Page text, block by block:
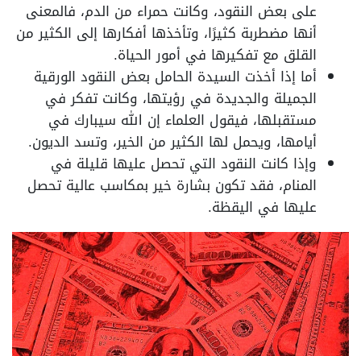
على بعض النقود، وكانت حمراء من الدم، فالمعنى
أنها مضطربة كثيرًا، وتأخذها أفكارها إلى الكثير من
القلق مع تفكيرها في أمور الحياة.
أما إذا أخذت السيدة الحامل بعض النقود الورقية
الجميلة والجديدة في رؤيتها، وكانت تفكر في
مستقبلها، فيقول العلماء إن الله سيبارك في
أيامها، ويحمل لها الكثير من الخير، وتسد الديون.
وإذا كانت النقود التي تحصل عليها قليلة في
المنام، فقد تكون بشارة خير بمكاسب عالية تحصل
عليها في اليقظة.